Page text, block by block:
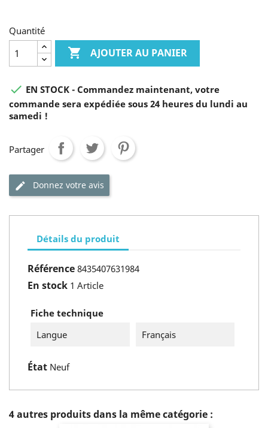
Quantité
 AJOUTER AU PANIER
 EN STOCK - Commandez maintenant, votre
commande sera expédiée sous 24 heures du lundi au
samedi !
Partager
Donnez votre avis
Détails du produit
Référence 8435407631984
En stock 1 Article
Fiche technique
Langue
Français
État Neuf
4 autres produits dans la même catégorie :